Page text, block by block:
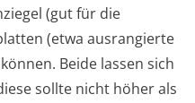
(gut für die
(etwa ausrangierte
Beide lassen sich
sollte nicht höher als